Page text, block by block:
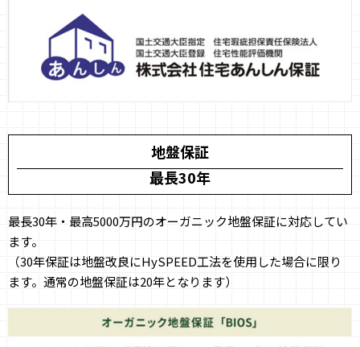
地盤保証
最長30年
最長30年・最高5000万円のオーガニック地盤保証に対応してい
ます。
（30年保証は地盤改良にHySPEED工法を使用した場合に限り
ます。通常の地盤保証は20年となります）